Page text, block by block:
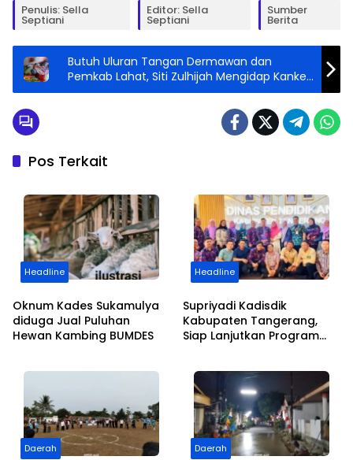
Penulis: Sella
Septiani
Editor: Sella
Septiani
Sumber
Berita
Butuh Uluran Tangan Dermawan dan
Pemkab Lahat, Siti Zulhijah Mengidap Kanker
Tulang Selama 6 Tahun
Pos Terkait
Headline
Oknum Kades Sukamulya
diduga Jual Puluhan
Hewan Kambing BUMDES
Headline
Supriyadi Kadisdik
Kabupaten Tangerang,
Siap Lanjutkan Program
Daerah Daerah